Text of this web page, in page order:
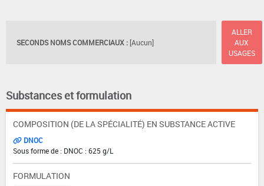
SECONDS NOMS COMMERCIAUX : [Aucun]
ALLER
AUX
USAGES
Substances et formulation
COMPOSITION (DE LA SPÉCIALITÉ) EN SUBSTANCE ACTIVE
DNOC
Sous forme de : DNOC : 625 g/L
FORMULATION